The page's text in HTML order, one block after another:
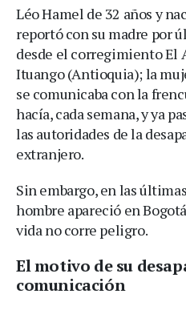
Léo Hamel de 32 años y
reportó con su madre por
desde el corregimiento El
Ituango (Antioquia); la
se comunicaba con la
hacía, cada semana, y ya
las autoridades de la
extranjero.
Sin embargo, en las
hombre apareció en
vida no corre peligro.
El motivo de su
comunicación